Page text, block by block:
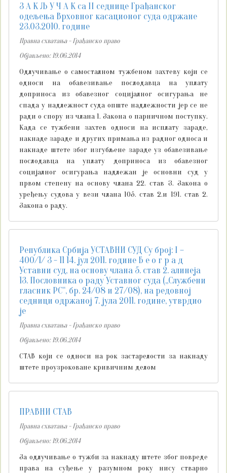
З А К Љ У Ч А К са II седнице Грађанског
одељења Врховног касационог суда одржане
23.03.2010. године
Правна схватања - Грађанско право
Објављено: 19.06.2014
Одлучивање о самосталном тужбеном захтеву који се
односи на обавезивање послодавца на уплату
доприноса из обавезног социјалног осигурања не
спада у надлежност суда опште надлежности јер се не
ради о спору из члана 1. Закона о парничном поступку.
Када се тужбени захтев односи на исплату зараде,
накнаде зараде и других примања из радног односа и
накнаде штете због изгубљене зараде уз обавезивање
послодавца на уплату доприноса из обавезног
социјалног осигурања надлежан је основни суд у
првом степену на основу члана 22. став 3. Закона о
уређењу судова у вези члана 105. став 2.и 191. став 2.
Закона о раду.
Република Србија УСТАВНИ СУД Су број: I –
400/1/ 3 - 11 14. јул 2011. године Б е о г р а д
Уставни суд, на основу члана 5. став 2. алинеја
13. Пословника о раду Уставног суда („Службени
гласник РС“, бр. 24/08 и 27/08), на редовној
седници одржаној 7. јула 2011. године, утврдио
је
Правна схватања - Грађанско право
Објављено: 19.06.2014
СТАВ који се односи на рок застарелости за накнаду
штете проузроковане кривичним делом
ПРАВНИ СТАВ
Правна схватања - Грађанско право
Објављено: 19.06.2014
За одлучивање о тужби за накнаду штете због повреде
права на суђење у разумном року нису стварно